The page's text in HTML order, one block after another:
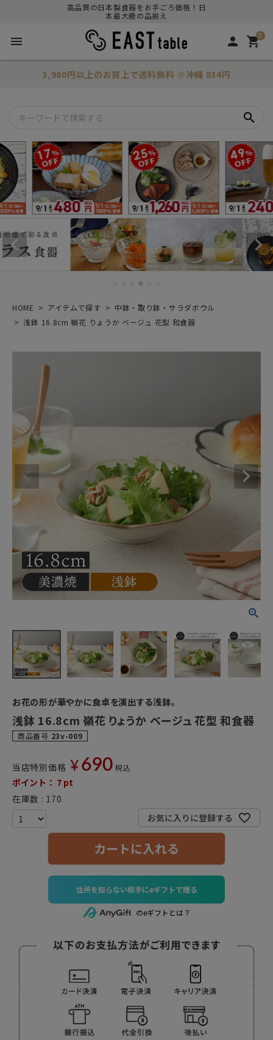
高品質の日本製食器をお手ごろ価格！日
本最大級の品揃え
menu person 0
shopping_cart
3,980円以上のお買上で送料無料 ※沖縄 834円
search
HOME アイテムで探す
中鉢・取り鉢・サラダボウル
浅鉢 16.8cm 嶺花 りょうか ベージュ 花型 和食器
お花の形が華やかに食卓を演出する浅鉢。
浅鉢 16.8cm 嶺花 りょうか ベージュ 花型 和食器
商品番号 23v-009
当店特別価格 ¥ 690 税込
ポイント： 7 pt
在庫数
170
お気に入りに登録する
カートに入れる
住所を知らない相手にeギフトで贈る
のeギフトとは？